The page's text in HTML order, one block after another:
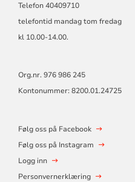
Telefon 40409710
telefontid mandag tom fredag
kl 10.00-14.00.
Org.nr. 976 986 245
Kontonummer: 8200.01.24725
Følg oss på Facebook
Følg oss på Instagram
Logg inn
Personvernerklæring